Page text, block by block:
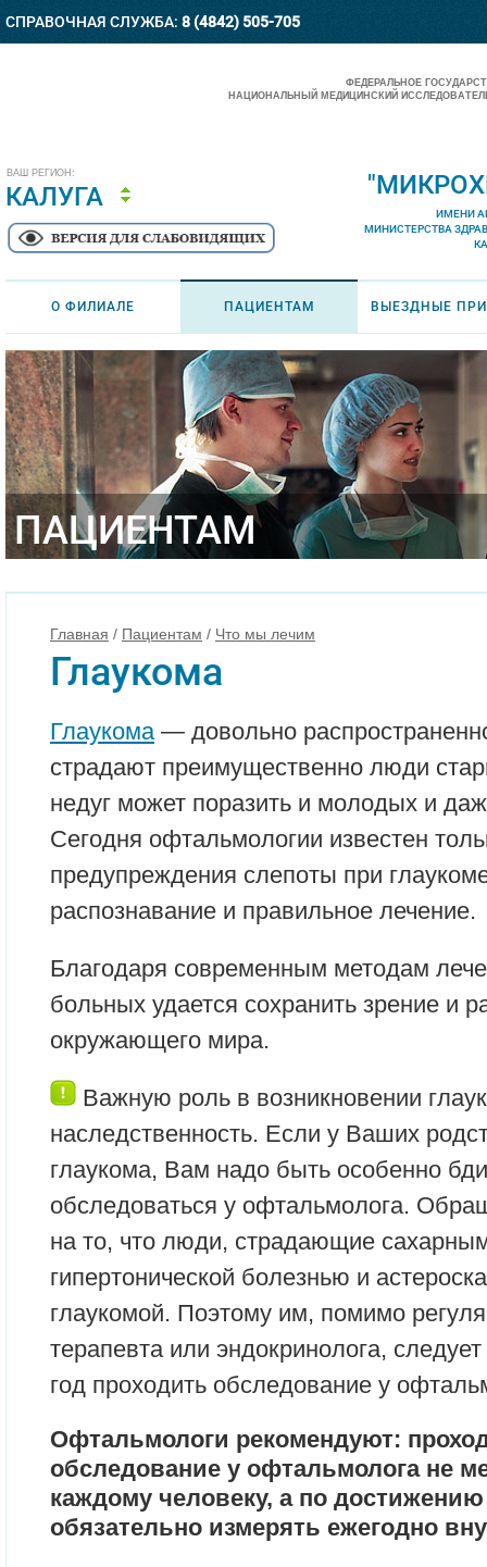
СПРАВОЧНАЯ СЛУЖБА: 8 (4842) 505-705
ВАШ РЕГИОН:
КАЛУГА
ФЕДЕРАЛЬНОЕ
НАЦИОНАЛЬНЫЙ МЕДИЦИНСКИЙ
ИМЕНИ
МИНИСТЕРСТВА
О ФИЛИАЛЕ ПАЦИЕНТАМ ВЫЕЗДНЫЕ
ПАЦИЕНТАМ
Главная / Пациентам / Что мы лечим
Глаукома
Глаукома— довольно
страдают преимущественно люди
недуг может поразить и молодых и
Сегодня офтальмологии известен
предупреждения слепоты при
распознавание и правильное лечение.
Благодаря современным методам
больных удается сохранить зрение и
окружающего мира.
Важную роль в возникновении
наследственность. Если у Ваших
глаукома, Вам надо быть особенно
обследоваться у офтальмолога.
на то, что люди, страдающие
гипертонической болезнью и
глаукомой. Поэтому им, помимо
терапевта или эндокринолога,
год проходить обследование у
Офтальмологи рекомендуют:
обследование у офтальмолога не
каждому человеку, а по достижению
обязательно измерять ежегодно